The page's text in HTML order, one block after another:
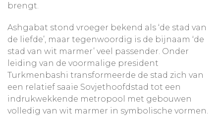
brengt.
Ashgabat stond vroeger bekend als ‘de stad van
de liefde’, maar tegenwoordig is de bijnaam ‘de
stad van wit marmer’ veel passender. Onder
leiding van de voormalige president
Turkmenbashi transformeerde de stad zich van
een relatief saaie Sovjethoofdstad tot een
indrukwekkende metropool met gebouwen
volledig van wit marmer in symbolische vormen.